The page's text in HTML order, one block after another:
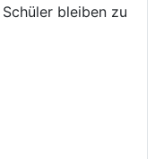
bleiben zu